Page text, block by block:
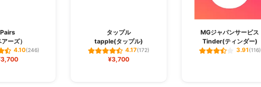
Pairs
アーズ）
4.10(246)
タップル
tapple(タップル)
4.17(172)
¥3,700
MGジャパンサービス
Tinder(ティンダー)
3.91(116)